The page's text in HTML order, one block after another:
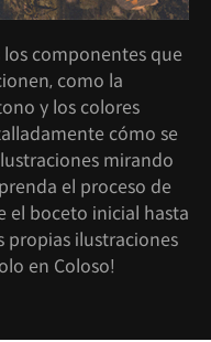
los componentes que
como la
y los colores
cómo se
mirando
el proceso de
el boceto inicial hasta
propias ilustraciones
en Coloso!